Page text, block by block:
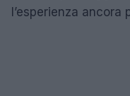
l’esperienza ancora